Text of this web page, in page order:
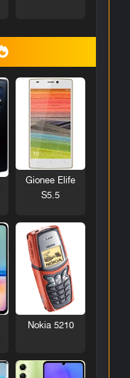
Gionee Elife
S5.5
Nokia 5210